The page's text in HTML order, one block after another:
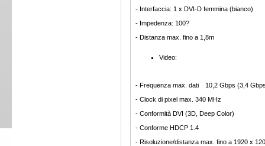
- Interfaccia: 1 x DVI-D femmina (bianco)
- Impedenza: 100?
- Distanza max. fino a 1,8m
Video:
- Frequenza max. dati 10,2 Gbps (3,4
- Clock di pixel max. 340 MHz
- Conformità DVI (3D, Deep Color)
- Conforme HDCP 1.4
- Risoluzione/distanza max. fino a 1920 x